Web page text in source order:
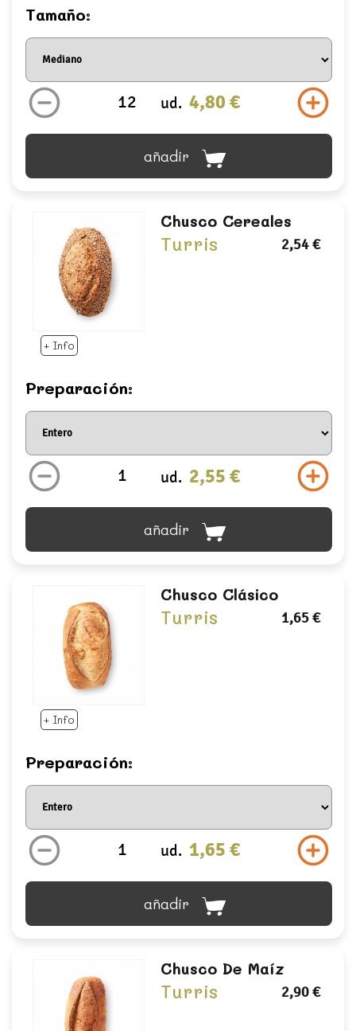
Tamaño:
ud. 4,80 €
añadir
+ Info
Chusco Cereales
Turris 2,54 €
Preparación:
ud. 2,55 €
añadir
+ Info
Chusco Clásico
Turris 1,65 €
Preparación:
ud. 1,65 €
añadir
Chusco De Maíz
Turris 2,90 €